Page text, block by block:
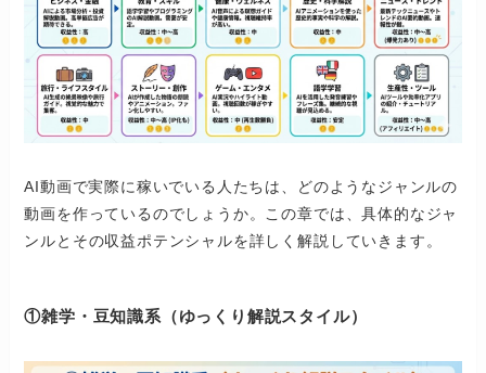
AI動画で実際に稼いでいる人たちは、どのようなジャンルの
動画を作っているのでしょうか。この章では、具体的なジャ
ンルとその収益ポテンシャルを詳しく解説していきます。
①雑学・豆知識系（ゆっくり解説スタイル）